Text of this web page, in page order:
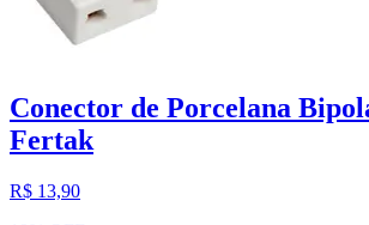
Conector de Porcelana
Fertak
R$ 13,90